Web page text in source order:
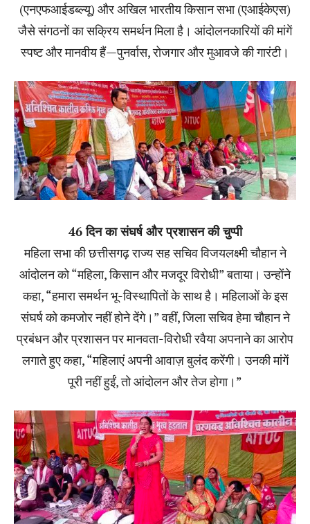
(एनएफआईडब्ल्यू) और अखिल भारतीय किसान सभा (एआईकेएस)
जैसे संगठनों का सक्रिय समर्थन मिला है। आंदोलनकारियों की मांगें
स्पष्ट और मानवीय हैं—पुनर्वास, रोजगार और मुआवजे की गारंटी।
46 दिन का संघर्ष और प्रशासन की चुप्पी
महिला सभा की छत्तीसगढ़ राज्य सह सचिव विजयलक्ष्मी चौहान ने
आंदोलन को “महिला, किसान और मजदूर विरोधी” बताया। उन्होंने
कहा, “हमारा समर्थन भू-विस्थापितों के साथ है। महिलाओं के इस
संघर्ष को कमजोर नहीं होने देंगे।” वहीं, जिला सचिव हेमा चौहान ने
प्रबंधन और प्रशासन पर मानवता-विरोधी रवैया अपनाने का आरोप
लगाते हुए कहा, “महिलाएं अपनी आवाज़ बुलंद करेंगी। उनकी मांगें
पूरी नहीं हुईं, तो आंदोलन और तेज होगा।”